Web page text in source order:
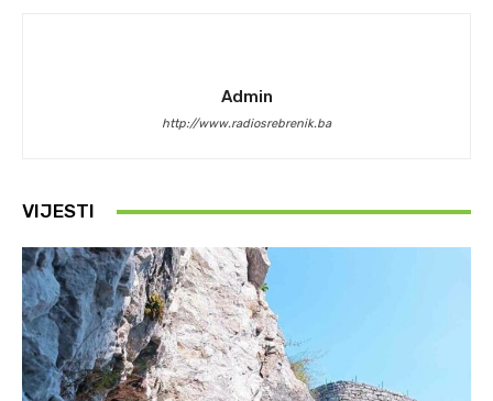
Admin
http://www.radiosrebrenik.ba
VIJESTI